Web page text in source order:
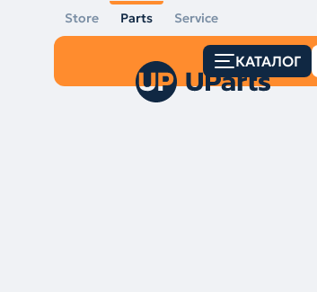
Store Parts Service
КАТАЛОГ